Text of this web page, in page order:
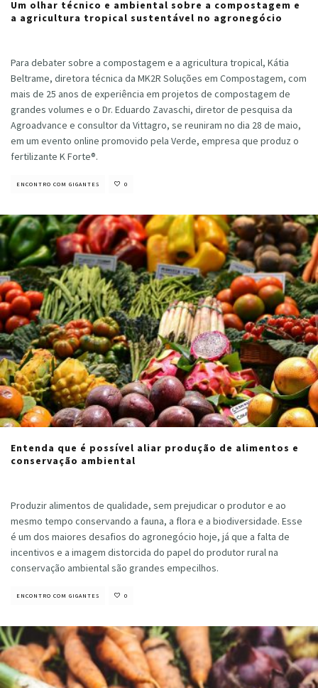
Um olhar técnico e ambiental sobre a compostagem e
a agricultura tropical sustentável no agronegócio
Para debater sobre a compostagem e a agricultura tropical, Kátia
Beltrame, diretora técnica da MK2R Soluções em Compostagem, com
mais de 25 anos de experiência em projetos de compostagem de
grandes volumes e o Dr. Eduardo Zavaschi, diretor de pesquisa da
Agroadvance e consultor da Vittagro, se reuniram no dia 28 de maio,
em um evento online promovido pela Verde, empresa que produz o
fertilizante K Forte®.
ENCONTRO COM GIGANTES 0
Entenda que é possível aliar produção de alimentos e
conservação ambiental
Produzir alimentos de qualidade, sem prejudicar o produtor e ao
mesmo tempo conservando a fauna, a flora e a biodiversidade. Esse
é um dos maiores desafios do agronegócio hoje, já que a falta de
incentivos e a imagem distorcida do papel do produtor rural na
conservação ambiental são grandes empecilhos.
ENCONTRO COM GIGANTES 0